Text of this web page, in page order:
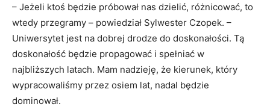
– Jeżeli ktoś będzie próbował nas dzielić, różnicować, to
wtedy przegramy – powiedział Sylwester Czopek. –
Uniwersytet jest na dobrej drodze do doskonałości. Tą
doskonałość będzie propagować i spełniać w
najbliższych latach. Mam nadzieję, że kierunek, który
wypracowaliśmy przez osiem lat, nadal będzie
dominował.